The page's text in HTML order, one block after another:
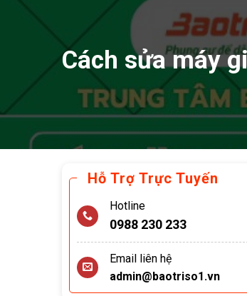
Cách sửa máy
Hỗ Trợ Trực Tuyến
Hotline
0988 230 233
Email liên hệ
admin@baotriso1.vn